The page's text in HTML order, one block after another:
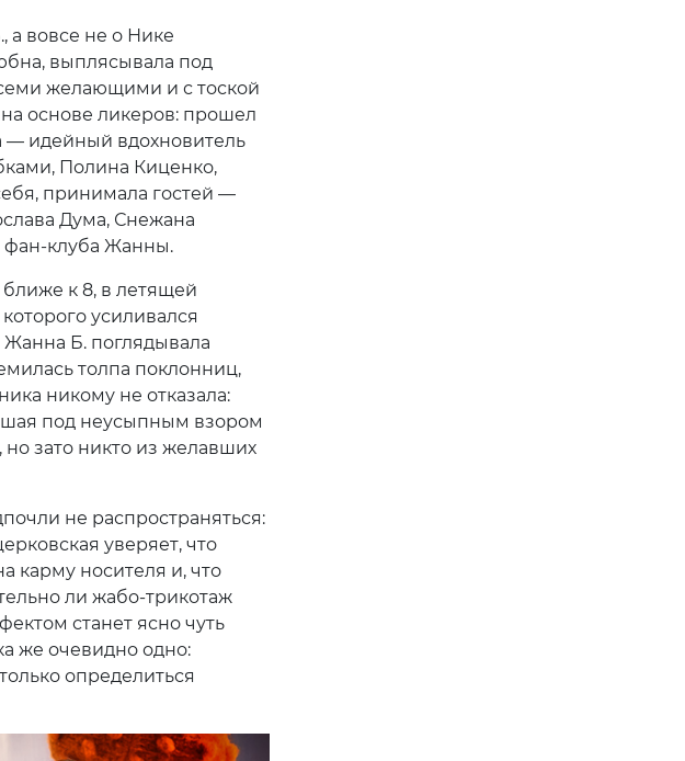
а вовсе не о Нике
выплясывала под
желающими и с тоской
основе ликеров: прошел
— идейный вдохновитель
Полина Киценко,
принимала гостей —
Дума, Снежана
фан-клуба Жанны.
к 8, в летящей
усиливался
Б. поглядывала
толпа поклонниц,
никому не отказала:
под неусыпным взором
зато никто из желавших
не распространяться:
уверяет, что
карму носителя и, что
ли жабо-трикотаж
станет ясно чуть
же очевидно одно:
определиться